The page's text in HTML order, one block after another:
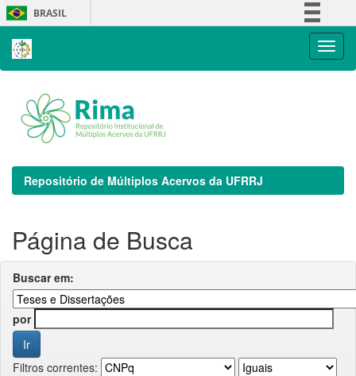
Skip
navigation
BRASIL
Repositório de Múltiplos Acervos da UFRRJ
Página de Busca
Buscar em:
por
Filtros correntes: